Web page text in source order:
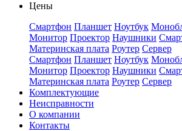
Цены
Смартфон Планшет Ноутбук
Монитор Проектор Наушники
Материнская плата Роутер Сервер
Смартфон Планшет Ноутбук
Монитор Проектор Наушники
Материнская плата Роутер Сервер
Комплектующие
Неисправности
О компании
Контакты